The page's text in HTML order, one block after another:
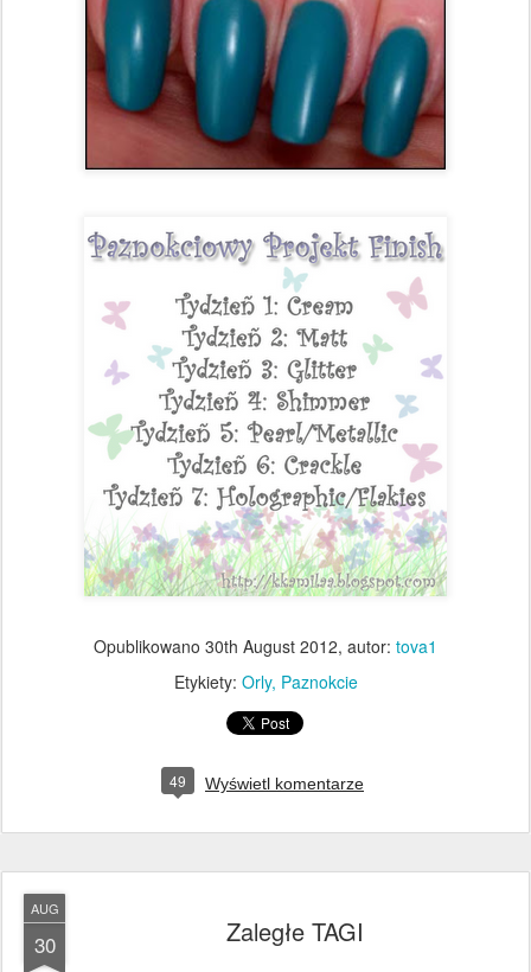
Opublikowano 30th August 2012, autor: tova1
Etykiety: Orly Paznokcie
49 Wyświetl komentarze
AUG
30 Zaległe TAGI